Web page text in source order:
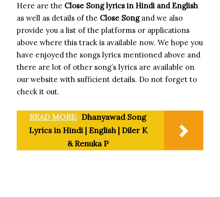
Here are the Close Songlyrics in Hindi and English
as well as details of the Close Song and we also
provide you a list of the platforms or applications
above where this track is available now. We hope you
have enjoyed the songs lyrics mentioned above and
there are lot of other song’s lyrics are available on
our website with sufficient details. Do not forget to
check it out.
READ MORE: Dhanyawad Song
Lyrics in Hindi | English | Diler K
& Renuka P